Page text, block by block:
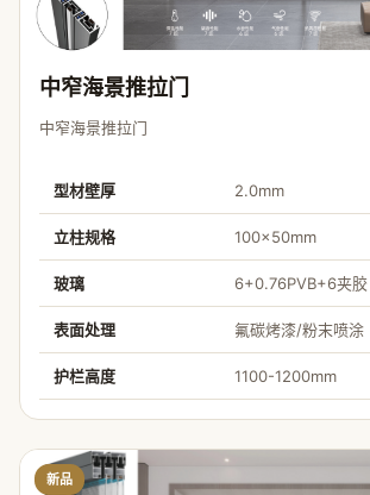
中窄海景推拉门
中窄海景推拉门
型材壁厚 2.0mm
立柱规格 100×50mm
玻璃 6+0.76PVB+6夹胶
表面处理 氟碳烤漆/粉末喷涂
护栏高度 1100-1200mm
新品